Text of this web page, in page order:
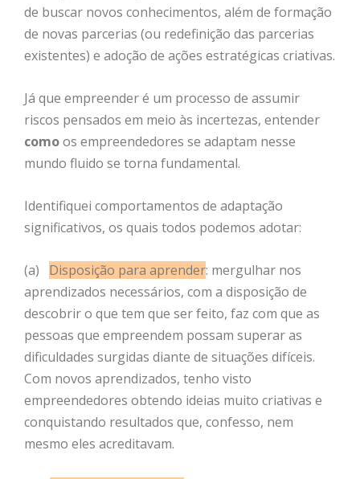
de buscar novos conhecimentos, além de formação
de novas parcerias (ou redefinição das parcerias
existentes) e adoção de ações estratégicas criativas.
Já que empreender é um processo de assumir
riscos pensados em meio às incertezas, entender
comoos empreendedores se adaptam nesse
mundo fluido se torna fundamental.
Identifiquei comportamentos de adaptação
significativos, os quais todos podemos adotar:
(a) Disposição para aprender: mergulhar nos
aprendizados necessários, com a disposição de
descobrir o que tem que ser feito, faz com que as
pessoas que empreendem possam superar as
dificuldades surgidas diante de situações difíceis.
Com novos aprendizados, tenho visto
empreendedores obtendo ideias muito criativas e
conquistando resultados que, confesso, nem
mesmo eles acreditavam.